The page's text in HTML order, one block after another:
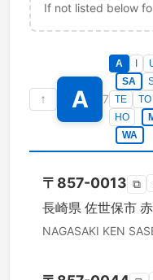
If not listed below
↑ A 7
A
SA
TE
TO
HO
WA
〒 857-0013 ⧉
長崎県 佐世保市
NAGASAKI KEN